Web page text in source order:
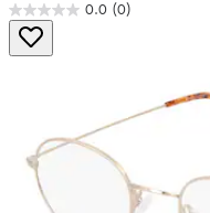
0.0 (0)
0.0
von
5